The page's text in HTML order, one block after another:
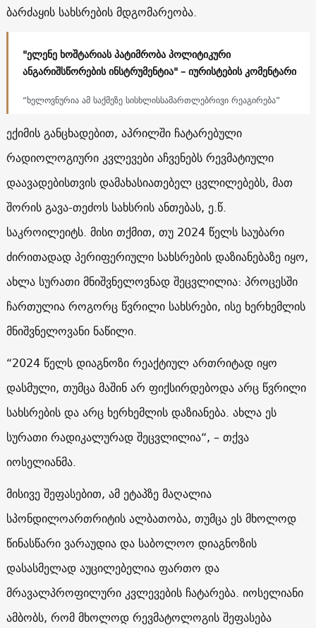
ბარძაყის სახსრების მდგომარეობა.
"ელენე ხოშტარიას პატიმრობა პოლიტიკური
ანგარიშსწორების ინსტრუმენტია" – იურისტების კომენტარი
“ხელოვნურია ამ საქმეზე სისხლისსამართლებრივი რეაგირება”
ექიმის განცხადებით, აპრილში ჩატარებული
რადიოლოგიური კვლევები აჩვენებს რევმატიული
დაავადებისთვის დამახასიათებელ ცვლილებებს, მათ
შორის გავა-თეძოს სახსრის ანთებას, ე.წ.
საკროილეიტს. მისი თქმით, თუ 2024 წელს საუბარი
ძირითადად პერიფერიული სახსრების დაზიანებაზე იყო,
ახლა სურათი მნიშვნელოვნად შეცვლილია: პროცესში
ჩართულია როგორც წვრილი სახსრები, ისე ხერხემლის
მნიშვნელოვანი ნაწილი.
“2024 წელს დიაგნოზი რეაქტიულ ართრიტად იყო
დასმული, თუმცა მაშინ არ ფიქსირდებოდა არც წვრილი
სახსრების და არც ხერხემლის დაზიანება. ახლა ეს
სურათი რადიკალურად შეცვლილია“, – თქვა
იოსელიანმა.
მისივე შეფასებით, ამ ეტაპზე მაღალია
სპონდილოართრიტის ალბათობა, თუმცა ეს მხოლოდ
წინასწარი ვარაუდია და საბოლოო დიაგნოზის
დასასმელად აუცილებელია ფართო და
მრავალპროფილური კვლევების ჩატარება. იოსელიანი
ამბობს, რომ მხოლოდ რევმატოლოგის შეფასება